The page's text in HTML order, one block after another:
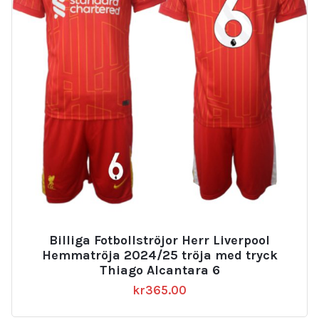
Billiga Fotbollströjor Herr Liverpool
Hemmatröja 2024/25 tröja med tryck
Thiago Alcantara 6
kr365.00